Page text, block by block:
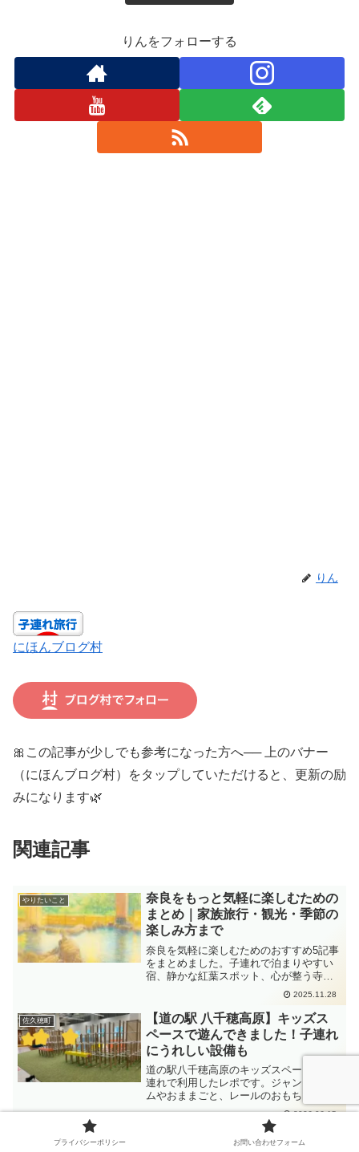
りんをフォローする
りん
にほんブログ村
🎀この記事が少しでも参考になった方へ── 上のバナー
（にほんブログ村）をタップしていただけると、更新の励
みになります🌿
関連記事
やりたいこと
奈良をもっと気軽に楽しむための
まとめ｜家族旅行・観光・季節の
楽しみ方まで
奈良を気軽に楽しむためのおすすめ5記事
をまとめました。子連れで泊まりやすい
宿、静かな紅葉スポット、心が整う寺
社、四季の楽しみ方、奈良でしたいこと
10選など、旅行前に読んでおきたい情報
を紹介しています。
2025.11.28
佐久穂町
【道の駅 八千穂高原】キッズス
ペースで遊んできました！子連れ
にうれしい設備も
道の駅八千穂高原のキッズスペースを子
連れで利用したレポです。ジャングルジ
ムやおままごと、レールのおもちゃ、絵
本コーナー、赤ちゃん向けおもちゃを紹
介。子ども用トイレやおむつ替えスペー
スも近く、雨の日やドライブ途中の休憩
にもおすすめです。
2026.06.15
【新潟県上越市】上越科学館｜動
プライバシーポリシー お問い合わせフォーム